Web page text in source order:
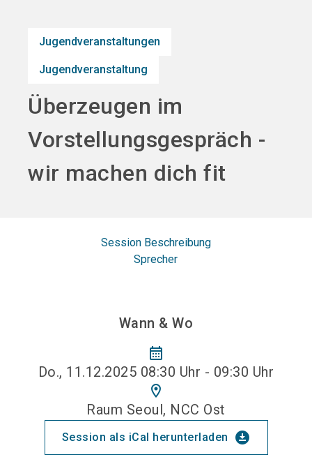
Jugendveranstaltungen
Jugendveranstaltung
Überzeugen im
Vorstellungsgespräch -
wir machen dich fit
Session Beschreibung
Sprecher
Wann & Wo
calendar_month
Do., 11.12.2025 08:30 Uhr - 09:30 Uhr
location_on
Raum Seoul, NCC Ost
Session als iCal herunterladen download_for_offline